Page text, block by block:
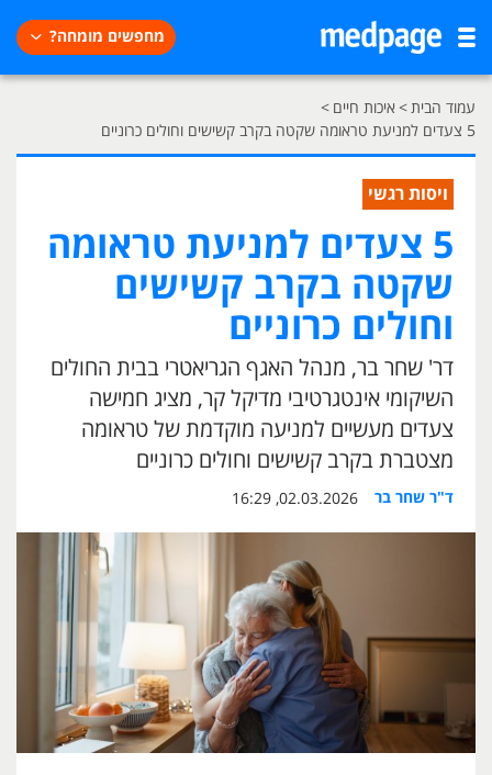
מחפשים מומחה?
עמוד הבית> איכות חיים >
5 צעדים למניעת טראומה שקטה בקרב קשישים וחולים כרוניים
ויסות רגשי
5 צעדים למניעת טראומה
שקטה בקרב קשישים
וחולים כרוניים
דר' שחר בר, מנהל האגף הגריאטרי בבית החולים
השיקומי אינטגרטיבי מדיקל קר, מציג חמישה
צעדים מעשיים למניעה מוקדמת של טראומה
מצטברת בקרב קשישים וחולים כרוניים
ד"ר שחר בר 02.03.2026, 16:29